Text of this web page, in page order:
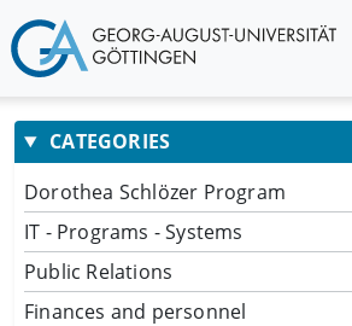
CATEGORIES
Dorothea Schlözer Program
IT - Programs - Systems
Public Relations
Finances and personnel